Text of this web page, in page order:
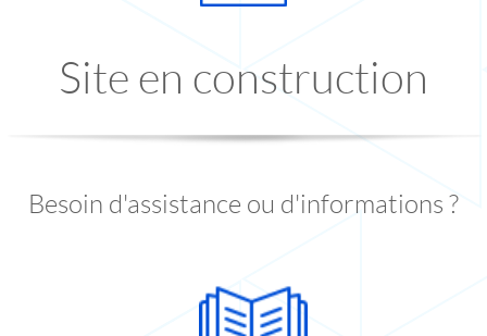
Site en construction
Besoin d'assistance ou d'informations ?